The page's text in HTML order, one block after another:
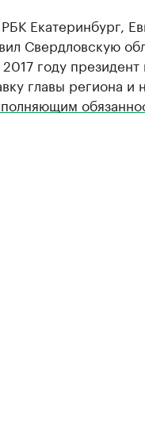
Екатеринбург,
Свердловскую
году президент
главы региона и